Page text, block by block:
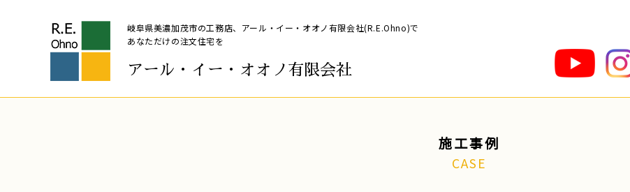
岐阜県美濃加茂市の工務店、アール・イー・オオノ有限会社(R.E.Ohno)で
あなただけの注文住宅を
アール・イー・オオノ有限会社
施工事例
CASE